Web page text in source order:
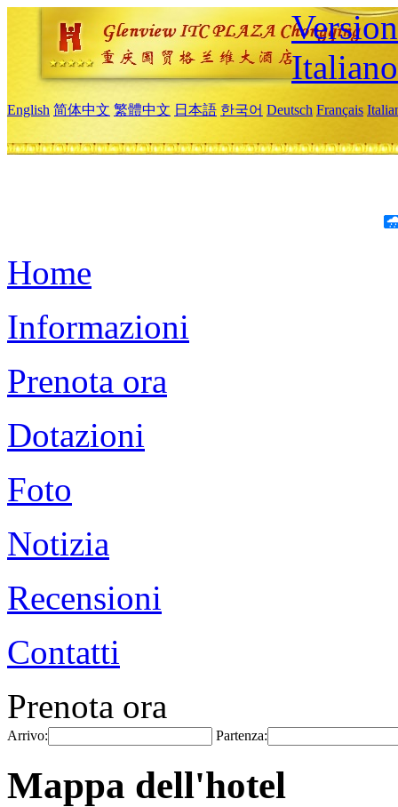
Italiano
English 简体中文 繁體中文 日本語 한국어 Deutsch Français
Home
Informazioni
Prenota ora
Dotazioni
Foto
Notizia
Recensioni
Contatti
Prenota ora
Arrivo: Partenza:
Mappa dell'hotel